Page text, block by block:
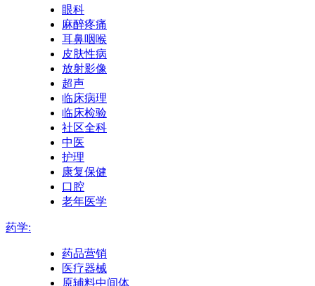
眼科
麻醉疼痛
耳鼻咽喉
皮肤性病
放射影像
超声
临床病理
临床检验
社区全科
中医
护理
康复保健
口腔
老年医学
药学:
药品营销
医疗器械
原辅料中间体